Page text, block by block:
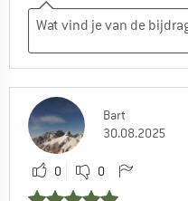
Bart
30.08.2025
0 0